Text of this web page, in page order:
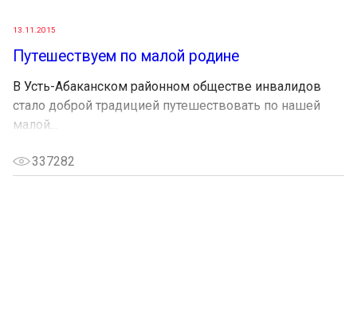
13.11.2015
Путешествуем по малой родине
В Усть-Абаканском районном обществе инвалидов
стало доброй традицией путешествовать по нашей
малой...
337282